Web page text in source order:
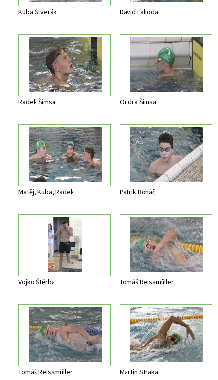
Kuba Štverák David Lahoda
Radek Šimsa Ondra Šimsa
Matěj, Kuba, Radek Patrik Boháč
Vojko Štěrba Tomáš Reissmüller
Tomáš Reissmüller Martin Straka